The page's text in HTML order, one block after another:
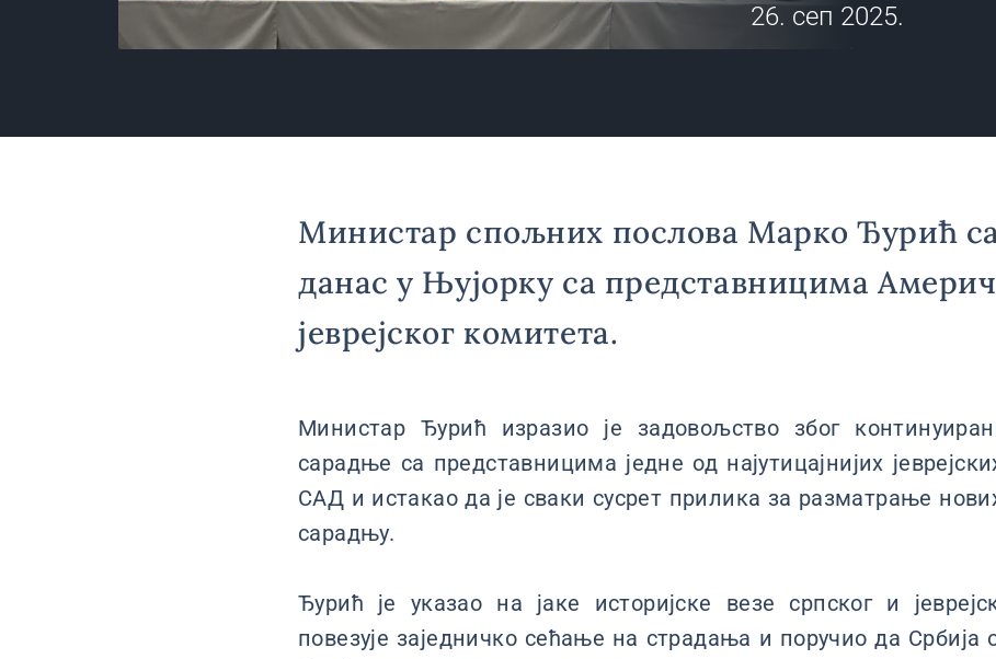
26. сеп 2025.
Министар спољних послова Марко Ђурић
данас у Њујорку са представницима
јеврејског комитета.
Министар Ђурић изразио је задовољство због
сарадње са представницима једне од најутицајнијих
САД и истакао да је сваки сусрет прилика за разматрање
сарадњу.
Ђурић је указао на јаке историјске везе српског и
повезује заједничко сећање на страдања и поручио да Србија